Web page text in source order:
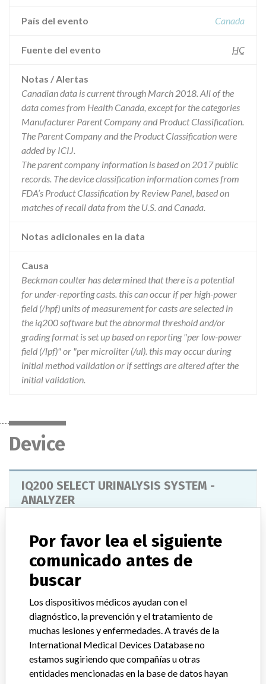
País del evento Canada
Fuente del evento HC
Notas / Alertas
Canadian data is current through March 2018. All of the
data comes from Health Canada, except for the categories
Manufacturer Parent Company and Product Classification.
The Parent Company and the Product Classification were
added by ICIJ.
The parent company information is based on 2017 public
records. The device classification information comes from
FDA’s Product Classification by Review Panel, based on
matches of recall data from the U.S. and Canada.
Notas adicionales en la data
Causa
Beckman coulter has determined that there is a potential
for under-reporting casts. this can occur if per high-power
field (/hpf) units of measurement for casts are selected in
the iq200 software but the abnormal threshold and/or
grading format is set up based on reporting "per low-power
field (/lpf)" or "per microliter (/ul). this may occur during
initial method validation or if settings are altered after the
initial validation.
Device
IQ200 SELECT URINALYSIS SYSTEM -
ANALYZER
IQ200 SELECT URINALYSIS SYSTEM - ANALYZER;IQ 200
SPRINT AUTOMATED URINE MICROSCOPY ANALYZER;IQ 200
SELECT PRO;IQ 200 ELITE AUTOMATED URINE MICROSCOPY
ANALYZER;IQ 200 ELITE PRO;IQ 200 SELECT PLUS
Manufacturer BECKMAN COULTER CANADA L.P.
Por favor lea el siguiente
comunicado antes de
buscar
Los dispositivos médicos ayudan con el
diagnóstico, la prevención y el tratamiento de
muchas lesiones y enfermedades. A través de la
International Medical Devices Database no
estamos sugiriendo que compañías u otras
entidades mencionadas en la base de datos hayan